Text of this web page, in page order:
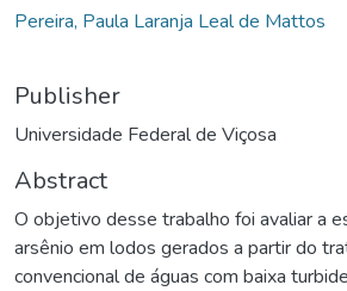
Pereira, Paula Laranja Leal de Mattos
Publisher
Universidade Federal de Viçosa
Abstract
O objetivo desse trabalho foi avaliar a
arsênio em lodos gerados a partir do
convencional de águas com baixa